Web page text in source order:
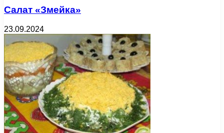
Салат «Змейка»
23.09.2024